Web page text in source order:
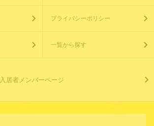
プライバシーポリシー
一覧から探す
入居者メンバーページ